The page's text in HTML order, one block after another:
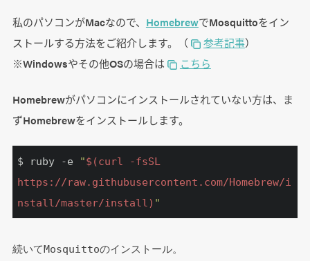
私のパソコンがMacなので、 HomebrewでMosquittoをイン
ストールする方法をご紹介します。（
参考記事）
※Windowsやその他OSの場合は
こちら
Homebrewがパソコンにインストールされていない方は、ま
ずHomebrewをインストールします。
$ ruby -e "$(curl -fsSL
https://raw.githubusercontent.com/Homebrew/i
nstall/master/install) "
続いてMosquittoのインストール。